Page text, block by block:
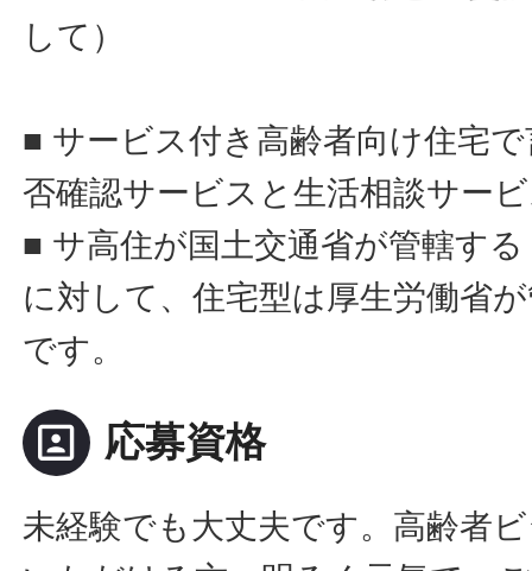
して）
■ サービス付き高齢者向け住宅
否確認サービスと生活相談サー
■ サ高住が国土交通省が管轄す
に対して、住宅型は厚生労働省
です。
portrait 応募資格
未経験でも大丈夫です。高齢者